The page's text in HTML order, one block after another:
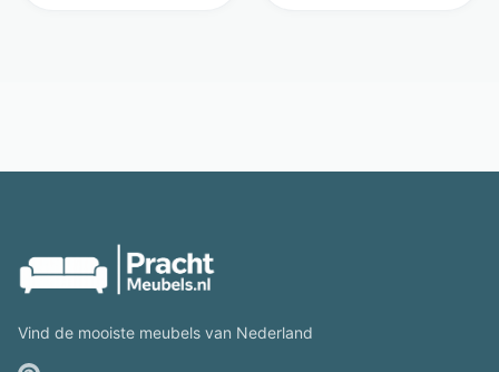
Vind de mooiste meubels van Nederland